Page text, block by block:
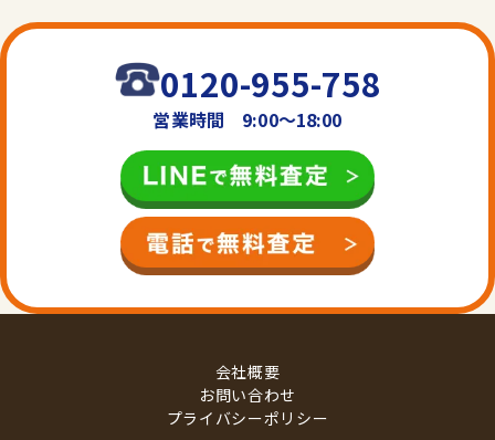
0120-955-758
営業時間 9:00〜18:00
会社概要
お問い合わせ
プライバシーポリシー